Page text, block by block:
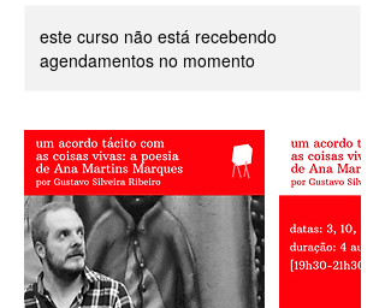
este curso não está recebendo
agendamentos no momento